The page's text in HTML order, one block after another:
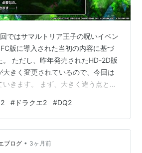
ではサマルトリア王子の呪いイベン
版に導入された当初の内容に基づ
。 ただし、昨年発売されたHD-2D版
大きく変更されているので、今回は
きます。 まず、大きく違う点とし
まった時ではなく新規追加された
発生するように変更されました。 リ
がかけた呪いとされていましたが、
ルの町の中で戦うボスであるファ
# ドラクエ2 #DQ2
ブログ • 3ヶ月前